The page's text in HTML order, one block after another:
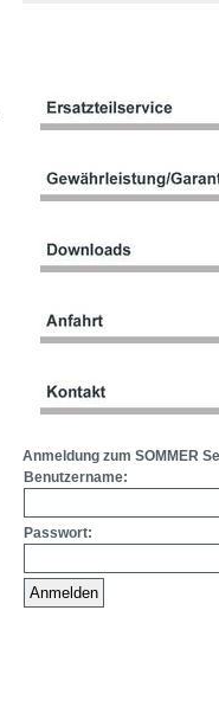
Anmeldung zum SOMMER
Benutzername:
Passwort: